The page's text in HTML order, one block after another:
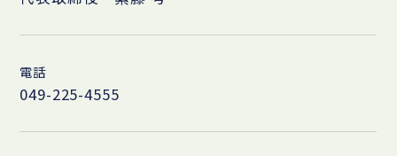
電話
049-225-4555